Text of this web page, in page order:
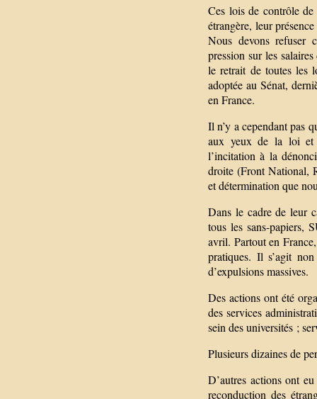
Ces lois de contrôle
étrangère, leur
Nous devons refuser
pression sur les
le retrait de toutes les
adoptée au Sénat,
en France.
Il n’y a cependant pas
aux yeux de la loi et
l’incitation à la
droite (Front National,
et détermination que
Dans le cadre de leur
tous les sans-papiers,
avril. Partout en
pratiques. Il s’agit
d’expulsions massives.
Des actions ont été
des services
sein des universités ;
Plusieurs dizaines de
D’autres actions ont
reconduction des